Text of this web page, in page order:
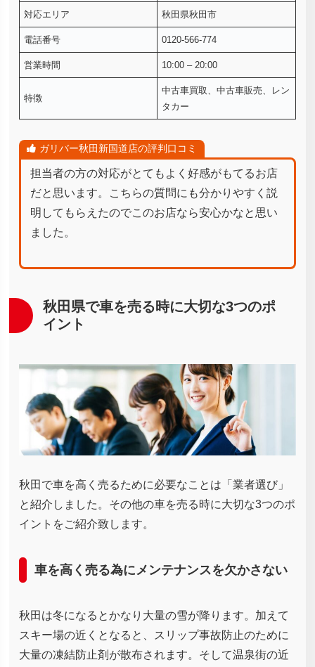
対応エリア 秋田県秋田市
電話番号 0120-566-774
営業時間 10:00 – 20:00
特徴
中古車買取、中古車販売、レン
タカー
ガリバー秋田新国道店の評判口コミ
担当者の方の対応がとてもよく好感がもてるお店
だと思います。こちらの質問にも分かりやすく説
明してもらえたのでこのお店なら安心かなと思い
ました。
秋田県で車を売る時に大切な3つのポ
イント
秋田で車を高く売るために必要なことは「業者選び」
と紹介しました。その他の車を売る時に大切な3つのポ
イントをご紹介致します。
車を高く売る為にメンテナンスを欠かさない
秋田は冬になるとかなり大量の雪が降ります。加えて
スキー場の近くとなると、スリップ事故防止のために
大量の凍結防止剤が散布されます。そして温泉街の近